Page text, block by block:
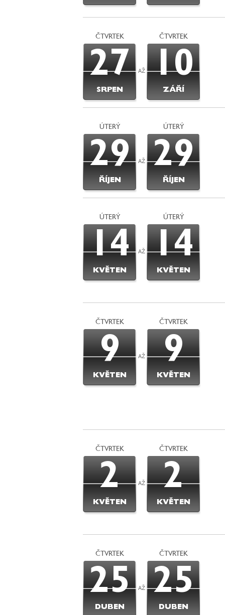
ČTVRTEK
27
SRPEN
AŽ
ČTVRTEK
10
ZÁŘÍ
ÚTERÝ
29
ŘÍJEN
AŽ
ÚTERÝ
29
ŘÍJEN
ÚTERÝ
14
KVĚTEN
AŽ
ÚTERÝ
14
KVĚTEN
ČTVRTEK
9
KVĚTEN
AŽ
ČTVRTEK
9
KVĚTEN
ČTVRTEK
2
KVĚTEN
AŽ
ČTVRTEK
2
KVĚTEN
ČTVRTEK
25
DUBEN
AŽ
ČTVRTEK
25
DUBEN